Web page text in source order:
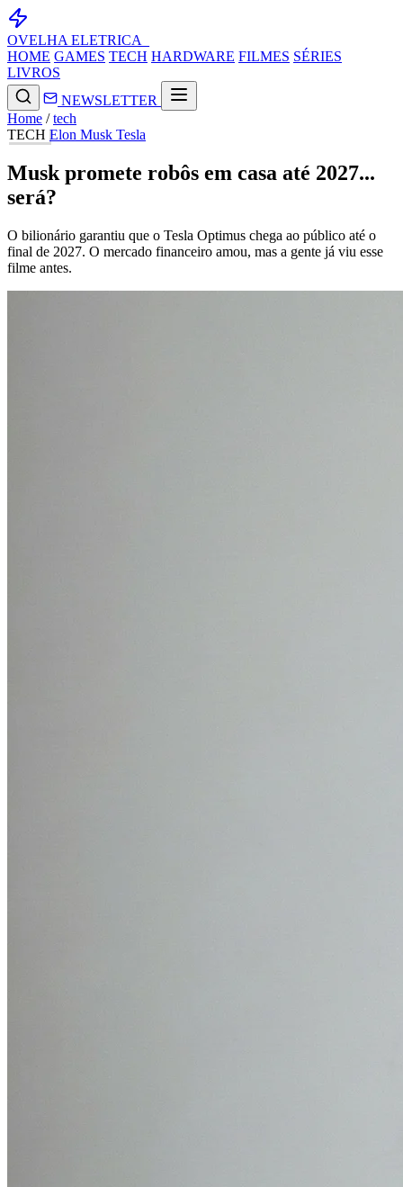
OVELHA ELETRICA_
HOME GAMES TECH HARDWARE FILMES SÉRIES
LIVROS
NEWSLETTER
Home / tech
TECH Elon Musk Tesla
Musk promete robôs em casa até 2027...
será?
O bilionário garantiu que o Tesla Optimus chega ao público até o
final de 2027. O mercado financeiro amou, mas a gente já viu esse
filme antes.